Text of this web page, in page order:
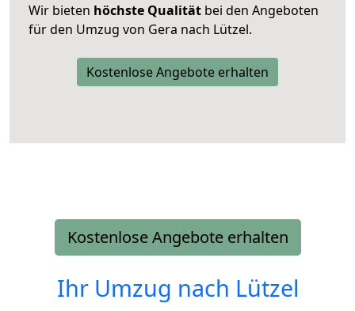
Wir bieten höchste Qualität bei den Angeboten
für den Umzug von Gera nach Lützel.
Kostenlose Angebote erhalten
Kostenlose Angebote erhalten
Ihr Umzug nach Lützel